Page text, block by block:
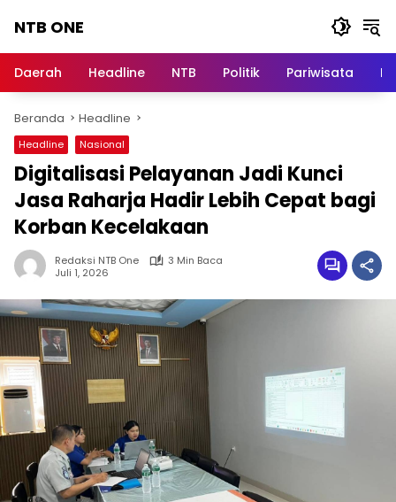
NTB ONE
dan
Berita
Lombok
Daerah Headline NTB Politik Pariwisata
Beranda Headline
Headline Nasional
Digitalisasi Pelayanan Jadi Kunci
Jasa Raharja Hadir Lebih Cepat bagi
Korban Kecelakaan
Redaksi NTB One
3 Min Baca
Juli 1, 2026